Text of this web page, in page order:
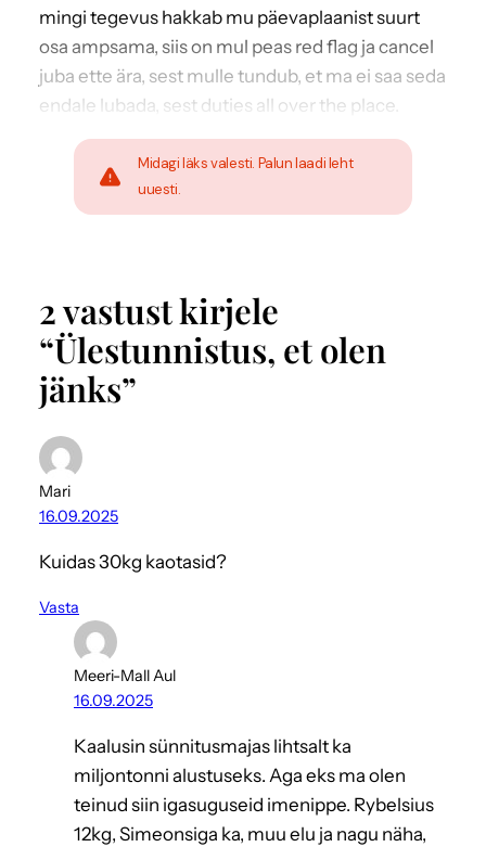
mingi tegevus hakkab mu päevaplaanist suurt
osa ampsama, siis on mul peas red flag ja cancel
juba ette ära, sest mulle tundub, et ma ei saa seda
endale lubada, sest duties all over the place.
Midagi läks valesti. Palun laadi leht
uuesti.
2 vastust kirjele
“Ülestunnistus, et olen
jänks”
Mari
16.09.2025
Kuidas 30kg kaotasid?
Vasta
Meeri-Mall Aul
16.09.2025
Kaalusin sünnitusmajas lihtsalt ka
miljontonni alustuseks. Aga eks ma olen
teinud siin igasuguseid imenippe. Rybelsius
12kg, Simeonsiga ka, muu elu ja nagu näha,